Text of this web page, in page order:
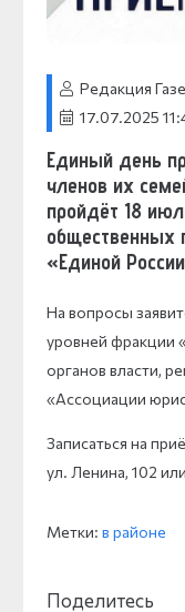
Редакция
17.07.2025
Единый день
членов их
пройдёт 18
общественных
«Единой
На вопросы
уровней фракции
органов власти,
«Ассоциации
Записаться на
ул. Ленина, 102
Метки: в районе
Поделитесь